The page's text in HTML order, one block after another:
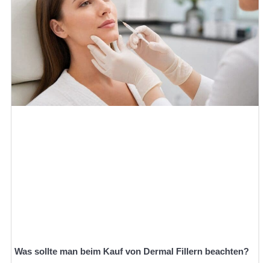
Was sollte man beim Kauf von Dermal Fillern beachten?